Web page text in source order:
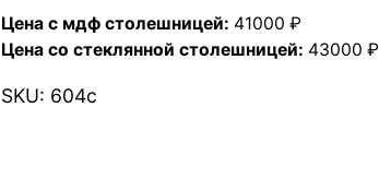
Цена с мдф столешницей: 41000 ₽
Цена со стеклянной столешницей: 43000 ₽
SKU: 604с